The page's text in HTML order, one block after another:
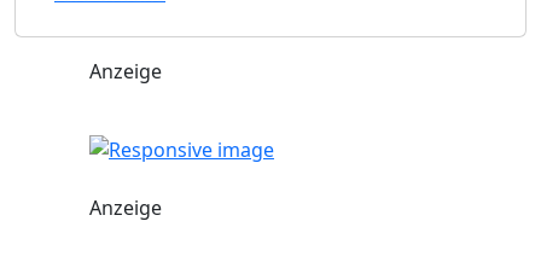
Anzeige
Anzeige